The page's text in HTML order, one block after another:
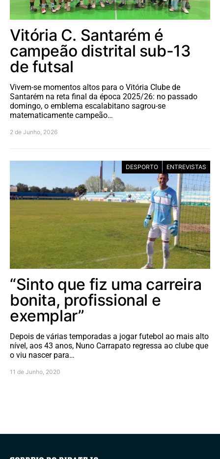
Vitória C. Santarém é
campeão distrital sub-13
de futsal
Vivem-se momentos altos para o Vitória Clube de
Santarém na reta final da época 2025/26: no passado
domingo, o emblema escalabitano sagrou-se
matematicamente campeão…
2 de Junho, 2026
DESPORTO ENTREVISTAS
“Sinto que fiz uma carreira
bonita, profissional e
exemplar”
Depois de várias temporadas a jogar futebol ao mais alto
nível, aos 43 anos, Nuno Carrapato regressa ao clube que
o viu nascer para…
11 de Junho, 2020